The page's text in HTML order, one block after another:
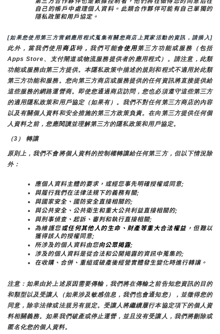
自己的帳戶中處理個人資料。此類合作夥伴可能有自己單獨的
隱私政策和用戶協定。
[如果您使用第三方营銷應用程式蒐集有關您商店上買家活動的資訊，請插入]
此外，當我們使用商店時， 我們可能會使用第三方功能或服務（包括
Apps Store、支付閘道或物流服務提供者的應用程式）。請注意，此類
功能或服務由第三方提供。本隱私政策中描述的規則和程式不適用於此類
第三方功能和服務。您向第三方商店或服務提供的任何資訊將直接提供給
這些服務的網路運營商。即使您通過商店訪問，您也必須遵守這些第三方
的適用隱私政策和用戶協定（如果有）。我們不對任何第三方商店的內容
以及有關個人資料和安全措施的第三方政策負責。在向第三方提供任何個
人資料之前，您應閱讀並理解第三方的隱私政策和用戶協定。
（3） 轉讓
原則上，我們不會將個人資料的控制權轉讓給任何第三方，但以下情況除
外：
應個人資料主體的要求，或經您事先明確授權或同意;
與履行我們在法律法規下的義務有關;
與國家安全、國防安全直接相關的;
與公共安全、公共衛生和重大公共利益直接相關的;
與刑事偵查、起訴、審判和執行直接相關;
為維護您或任何其他人的生命、財產等重大合法權益，但難以
獲得該人的授權同意;
所涉及的個人資料由您向公眾揭露;
涉及的個人資料是從合法和公開揭露的資訊中蒐集的;
在收購、合併、重組或破產後經營實體發生變化時進行轉讓。
注意：如果由於上述原因需要傳輸，我們將在傳輸之前告知您資訊的目的
和類型以及受讓人（如果涉及敏感信息，我們也會通知您），並徵得您的
同意，除非法律或法規另有規定。受讓人將繼續履行本協定項下的個人資
料相關義務。如果我們破產或停止運營，並且沒有受讓人，我們將刪除或
匿名化您的個人資料。